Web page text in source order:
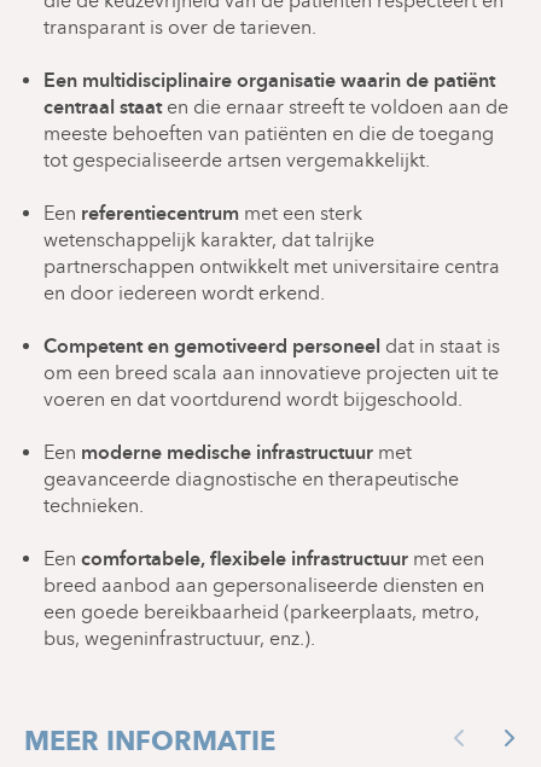
van de divisies, zijn gegroepeerd in afdelingen.
Clusters:
Lokomotoriek:
Orthopedie en traumatologie
Reumatologie
Fysiotherapie en Osteopathie
Moeder/Kind:
Materniteit
Neonatologie
Pediatrie
Kinderpsychiatrie
Genetica
Thoracaal en vasculair:
Cardiologie
Pneumologie
Thoracale chirurgie
Digestief:
Gastroenterologie
Heelkunde
Maag-darmchirurgie
Afdelingen:
transparant is over de tarieven.
Een multidisciplinaire organisatie waarin de patiënt
centraal staaten die ernaar streeft te voldoen aan de
meeste behoeften van patiënten en die de toegang
tot gespecialiseerde artsen vergemakkelijkt.
Een referentiecentrum met een sterk
wetenschappelijk karakter, dat talrijke
partnerschappen ontwikkelt met universitaire centra
en door iedereen wordt erkend.
Competent en gemotiveerd personeel dat in staat is
om een breed scala aan innovatieve projecten uit te
voeren en dat voortdurend wordt bijgeschoold.
Een moderne medische infrastructuur met
geavanceerde diagnostische en therapeutische
technieken.
Een comfortabele, flexibele infrastructuur met een
breed aanbod aan gepersonaliseerde diensten en
een goede bereikbaarheid (parkeerplaats, metro,
bus, wegeninfrastructuur, enz.).
MEER INFORMATIE Previous